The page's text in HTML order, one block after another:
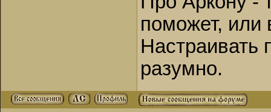
поможет, или
Настраивать
разумно.